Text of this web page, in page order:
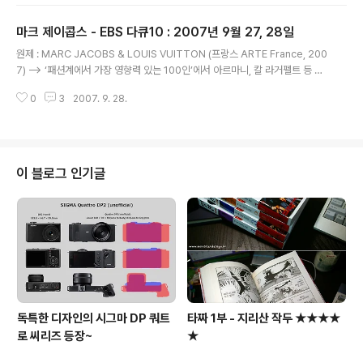
철학에 대해서 장황하게 설명을 해놓고, 정작, 흙집을 지을
때에는 비닐이나, 실리콘, 시멘트등 환경친화적이지 못한
재료가 아무렇지도 않게... 많이 쓰여지고 있어서, 좀 당황
점은 구들 바닥에 공병을 깔아 열 효율을 높인 점, 또 하나
마크 제이콥스 - EBS 다큐10 : 2007년 9월 27, 28일
원제 : MARC JACOBS & LOUIS VUITTON (프랑스 ARTE France, 200
7) --> ‘패션계에서 가장 영향력 있는 100인’에서 아르마니, 칼 라거펠트 등 거
자, 루이비통 수석 디자이너 마크 제이콥스의 100분짜리 다큐멘터리 (프랑스 A
어울리지 않는 듯한 둘의 만남은 최고의 시너지 효과를 내며 루이비통에 젊고
발랄한 이미지를 불어넣는 동시에 기록적인 매출을 가져오는..
0 3 2007. 9. 28.
이 블로그 인기글
독특한 디자인의 시그마 DP 쿼트
로 씨리즈 등장~
타짜 1부 - 지리산 작두 ★★★★
★